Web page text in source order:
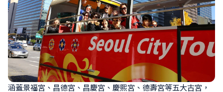
涵蓋景福宮、昌德宮、昌慶宮、慶熙宮、德壽宮等五大古宮，